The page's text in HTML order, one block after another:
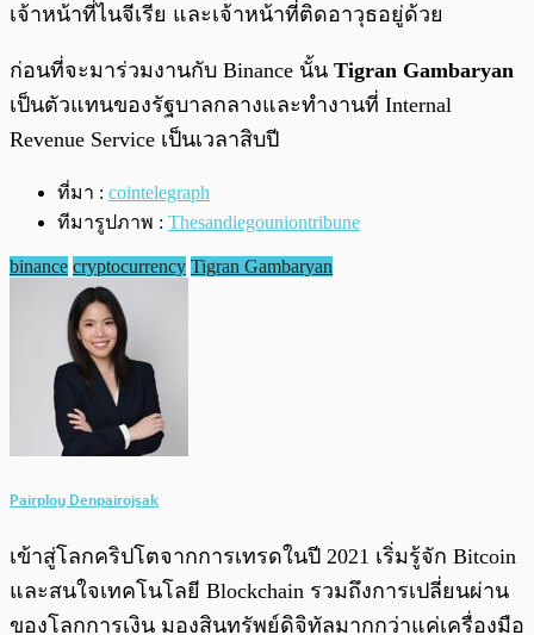
เจ้าหน้าที่ไนจีเรีย และเจ้าหน้าที่ติดอาวุธอยู่ด้วย
ก่อนที่จะมาร่วมงานกับ Binance นั้น Tigran Gambaryan
เป็นตัวแทนของรัฐบาลกลางและทำงานที่ Internal
Revenue Service เป็นเวลาสิบปี
ที่มา : cointelegraph
ทีมารูปภาพ : Thesandiegouniontribune
binance cryptocurrency Tigran Gambaryan
Pairploy Denpairojsak
เข้าสู่โลกคริปโตจากการเทรดในปี 2021 เริ่มรู้จัก Bitcoin
และสนใจเทคโนโลยี Blockchain รวมถึงการเปลี่ยนผ่าน
ของโลกการเงิน มองสินทรัพย์ดิจิทัลมากกว่าแค่เครื่องมือ